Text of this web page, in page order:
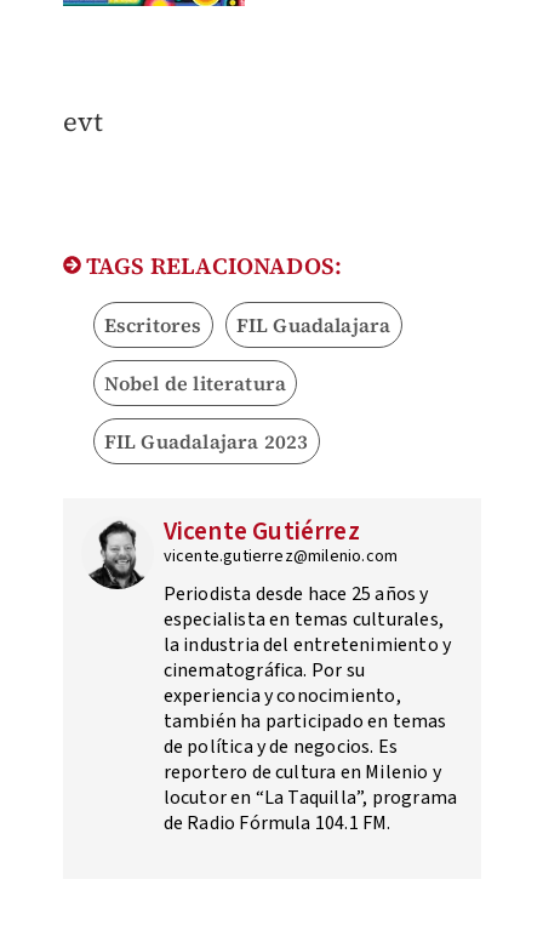
evt
TAGS RELACIONADOS:
Escritores FIL Guadalajara
Nobel de literatura
FIL Guadalajara 2023
Vicente Gutiérrez
vicente.gutierrez@milenio.com
Periodista desde hace 25 años y
especialista en temas culturales,
la industria del entretenimiento y
cinematográfica. Por su
experiencia y conocimiento,
también ha participado en temas
de política y de negocios. Es
reportero de cultura en Milenio y
locutor en “La Taquilla”, programa
de Radio Fórmula 104.1 FM.